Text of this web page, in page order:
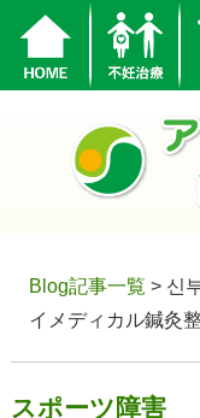
Blog記事一覧 > 신
イメディカル鍼灸
スポーツ障害